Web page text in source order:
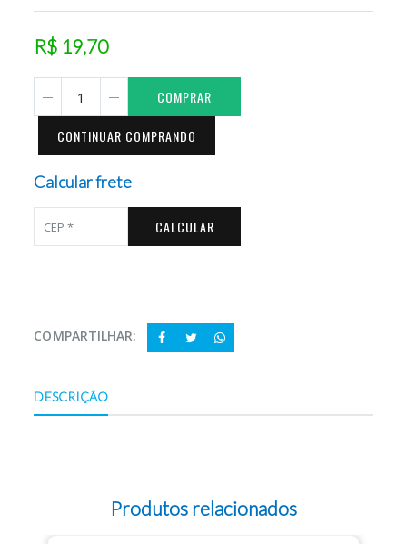
R$ 19,70
COMPRAR
CONTINUAR COMPRANDO
Calcular frete
CALCULAR
COMPARTILHAR:
DESCRIÇÃO
Produtos relacionados